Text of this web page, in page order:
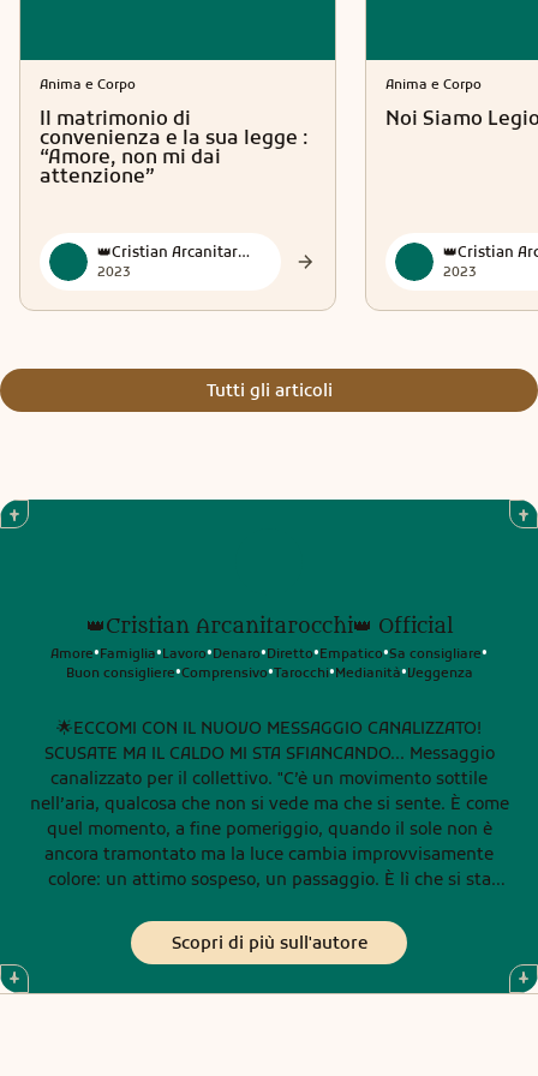
Anima e Corpo
Il matrimonio di
convenienza e la sua legge :
“Amore, non mi dai
attenzione”
👑Cristian Arcanitarocchi👑 Official
2023
Anima e Corpo
Noi Siamo
2023
Tutti gli articoli
👑Cristian Arcanitarocchi👑 Official
Amore•Famiglia•Lavoro•Denaro•Diretto•Empatico•Sa consigliare•
Buon consigliere•Comprensivo•Tarocchi•Medianità•Veggenza
🌟ECCOMI CON IL NUOVO MESSAGGIO CANALIZZATO!
SCUSATE MA IL CALDO MI STA SFIANCANDO... Messaggio
canalizzato per il collettivo. "C’è un movimento sottile
nell’aria, qualcosa che non si vede ma che si sente. È come
quel momento, a fine pomeriggio, quando il sole non è
ancora tramontato ma la luce cambia improvvisamente
colore: un attimo sospeso, un passaggio. È lì che si sta
giorni, molti stanno percependo una sorta di “richiamo
interno”, un invito a fermarsi un momento e ascoltare. Non
Scopri di più sull'autore